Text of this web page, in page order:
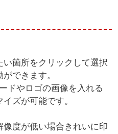
箇所をクリックして選択
できます。
ドやロゴの画像を入れる
ズが可能です。
度が低い場合きれいに印